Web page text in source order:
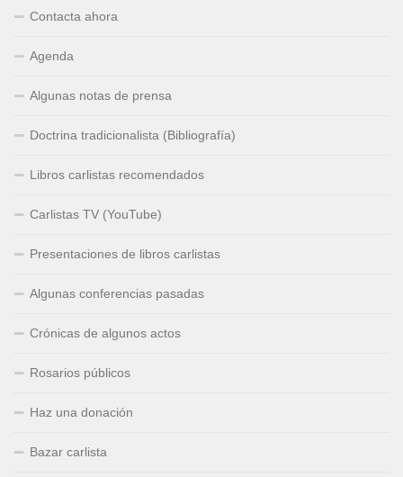
Contacta ahora
Agenda
Algunas notas de prensa
Doctrina tradicionalista (Bibliografía)
Libros carlistas recomendados
Carlistas TV (YouTube)
Presentaciones de libros carlistas
Algunas conferencias pasadas
Crónicas de algunos actos
Rosarios públicos
Haz una donación
Bazar carlista